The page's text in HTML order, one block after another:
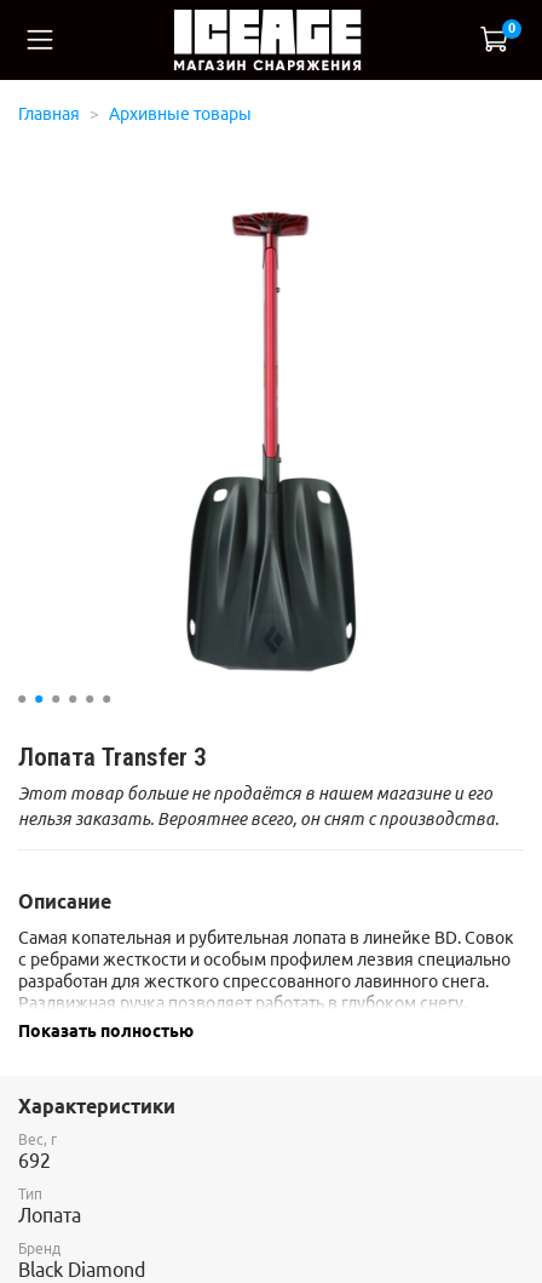
0
Главная Архивные товары
Лопата Transfer 3
Этот товар больше не продаётся в нашем магазине и его
нельзя заказать. Вероятнее всего, он снят с производства.
Описание
Самая копательная и рубительная лопата в линейке BD. Совок
с ребрами жесткости и особым профилем лезвия специально
разработан для жесткого спрессованного лавинного снега.
Раздвижная ручка позволяет работать в глубоком снегу.
Плоский профиль совка поможет сделать ровный бортик в
сборка лопаты занимает считанные секунды, так как ручка
совок.
Показать полностью
Характеристики
Вес, г
692
Тип
Лопата
Бренд
Black Diamond